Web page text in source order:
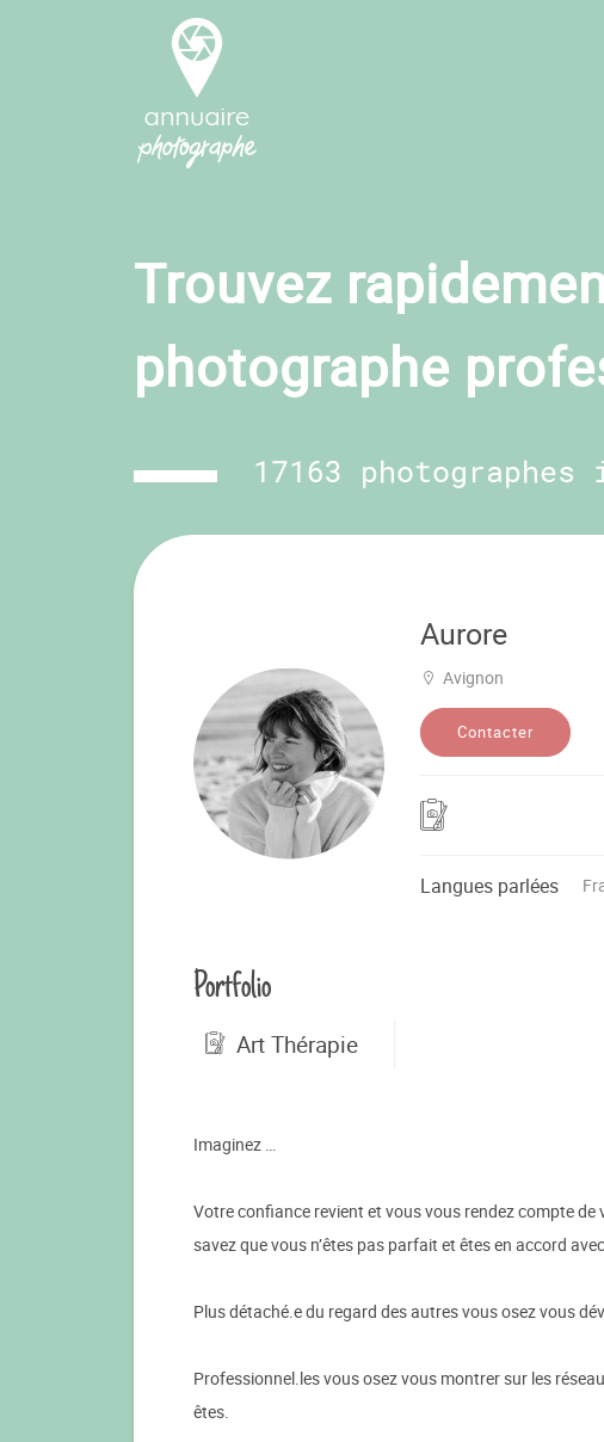
Trouvez
photographe
17163
Aurore
Avignon
Contacter
Langues parlées
Portfolio
Art Thérapie
Imaginez …
Votre confiance revient et vous vous rendez compte
savez que vous n’êtes pas parfait et êtes en accord
Plus détaché.e du regard des autres vous osez vous
Professionnel.les vous osez vous montrer sur les
êtes.